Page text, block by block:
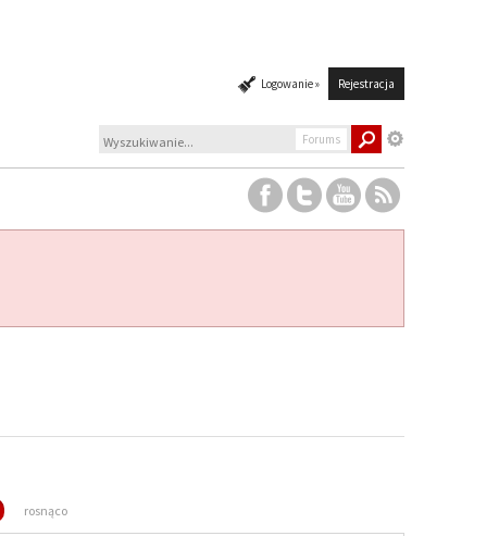
Logowanie » Rejestracja
Forums
rosnąco